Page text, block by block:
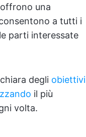
una
a tutti i
parti interessate
degli obiettivi
il più
volta.